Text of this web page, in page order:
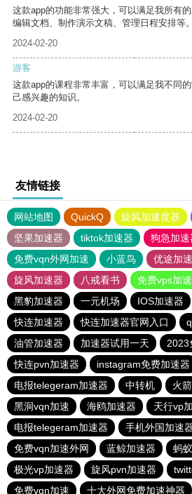
这款app的功能非常强大，可以满足我所有
编辑文档、制作演示文稿、管理日程安排等。
2024-02-20
游客
这款app的课程非常丰富，可以满足我不同
己感兴趣的知识。
2024-02-20
友情链接
网站地图 QuickQ 旋风加速度器
坚果加速器
tiktok加速器
狗急加速
免费vqn外网加速
小蓝鸟 优途加
旋风加速器
八戒看书
免费vps加
黑豹加速器
一元机场 IOS加速器
快连加速器
快连加速器官网入口
油管加速器
加速器试用一天
2023
快连pvn加速器
instagram免费加速器
电报telegeram加速器
中转机
火
黑洞vqn加速
海鸥加速器 天行vp
电报telegeram加速器
手机外国加速
免费vqn加速外网
蓝鲸加速器
蚂
极光vp加速器
旋风pvn加速器
免费vqn加速
十大外网免费加速神器